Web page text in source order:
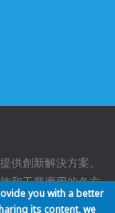
供創新解決方案。
和工業應用的各方
you with a better
its content, we